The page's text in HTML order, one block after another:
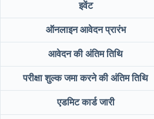
इवेंट
ऑनलाइन आवेदन प्रारंभ
आवेदन की अंतिम तिथि
परीक्षा शुल्क जमा करने की अंतिम तिथि
एडमिट कार्ड जारी